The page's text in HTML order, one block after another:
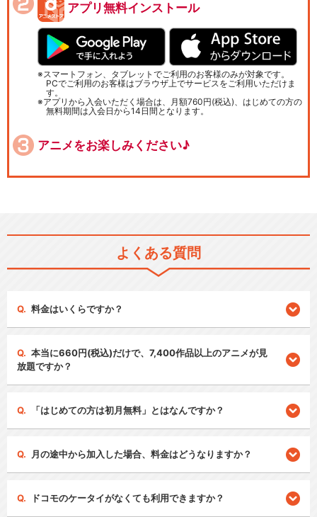
アプリ無料インストール
スマートフォン、タブレットでご利用のお客様のみが対象です。
PCでご利用のお客様はブラウザ上でサービスをご利用いただけま
す。
アプリから入会いただく場合は、月額760円(税込)、はじめての方の
無料期間は入会日から14日間となります。
アニメをお楽しみください♪
よくある質問
料金はいくらですか？
本当に660円(税込)だけで、7,400作品以上のアニメが見
放題ですか？
「はじめての方は初月無料」とはなんですか？
月の途中から加入した場合、料金はどうなりますか？
ドコモのケータイがなくても利用できますか？